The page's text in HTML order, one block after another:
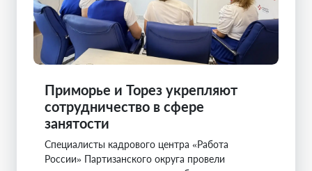
Приморье и Торез укрепляют
сотрудничество в сфере
занятости
Специалисты кадрового центра «Работа
России» Партизанского округа провели